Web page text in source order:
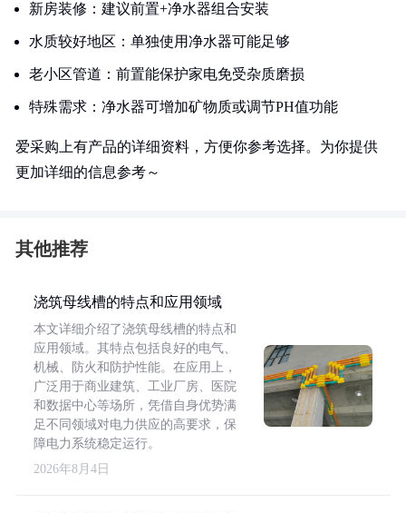
新房装修：建议前置+净水器组合安装
水质较好地区：单独使用净水器可能足够
老小区管道：前置能保护家电免受杂质磨损
特殊需求：净水器可增加矿物质或调节PH值功能
爱采购上有产品的详细资料，方便你参考选择。为你提供
更加详细的信息参考～
其他推荐
浇筑母线槽的特点和应用领域
本文详细介绍了浇筑母线槽的特点和
应用领域。其特点包括良好的电气、
机械、防火和防护性能。在应用上，
广泛用于商业建筑、工业厂房、医院
和数据中心等场所，凭借自身优势满
足不同领域对电力供应的高要求，保
障电力系统稳定运行。
2026年8月4日